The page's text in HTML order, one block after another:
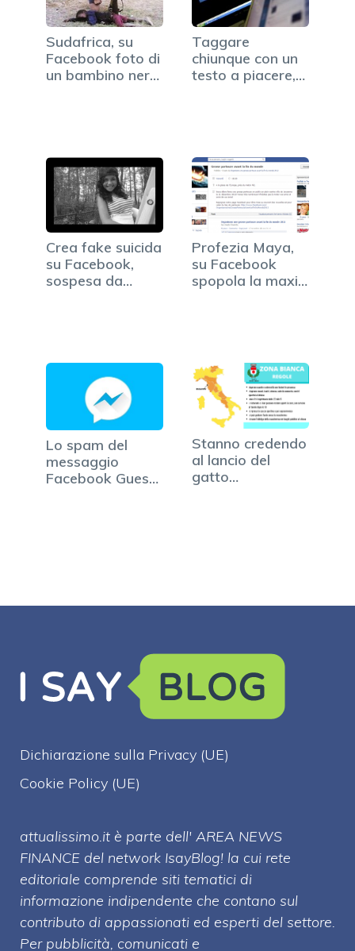
Sudafrica, su
Facebook foto di
un bambino nero
Taggare
chiunque con un
testo a piacere,
Crea fake suicida
su Facebook,
sospesa da
Profezia Maya,
su Facebook
spopola la maxi-
Lo spam del
messaggio
Facebook Guest:
Stanno credendo
al lancio del
gatto
Dichiarazione sulla Privacy (UE)
Cookie Policy (UE)
attualissimo.it è parte dell' AREA NEWS
FINANCE del network IsayBlog! la cui rete
editoriale comprende siti tematici di
informazione indipendente che contano sul
contributo di appassionati ed esperti del settore.
Per pubblicità, comunicati e